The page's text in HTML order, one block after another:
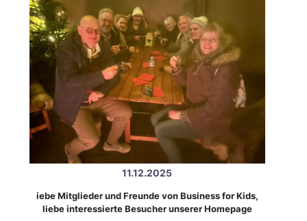
11.12.2025
iebe Mitglieder und Freunde von Business for Kids,
liebe interessierte Besucher unserer Homepage